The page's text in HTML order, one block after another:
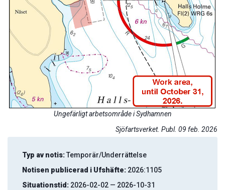
Ungefärligt arbetsområde i Sydhamnen
Sjöfartsverket. Publ. 09 feb. 2026
Typ av notis:Temporär/Underrättelse
Notisen publicerad i Ufshäfte: 2026:1105
Situationstid: 2026-02-02 — 2026-10-31